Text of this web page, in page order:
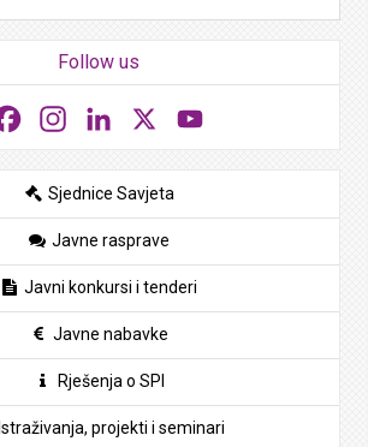
Follow us
FacebookInstagramLinkedIn
Sjednice Savjeta
Javne rasprave
Javni konkursi i tenderi
Javne nabavke
Rješenja o SPI
Istraživanja, projekti i seminari